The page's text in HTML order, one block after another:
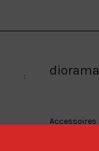
: diorama
Accessoires